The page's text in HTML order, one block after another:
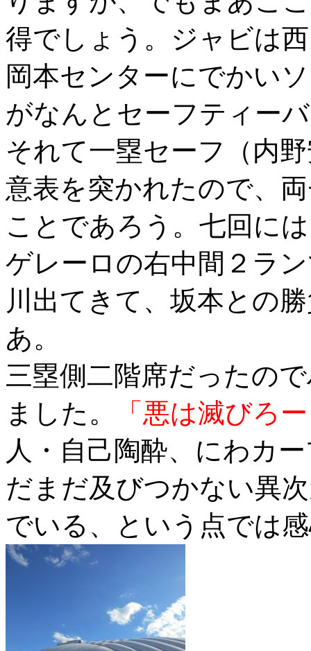
得でしょう。ジャビは
岡本センターにでかい
がなんとセーフティー
それて一塁セーフ（内
意表を突かれたので、
ことであろう。七回に
ゲレーロの右中間２ラ
川出てきて、坂本との
あ。
三塁側二階席だったの
ました。
「悪は滅びろ
人・自己陶酔、にわカ
だまだ及びつかない異
でいる、という点では